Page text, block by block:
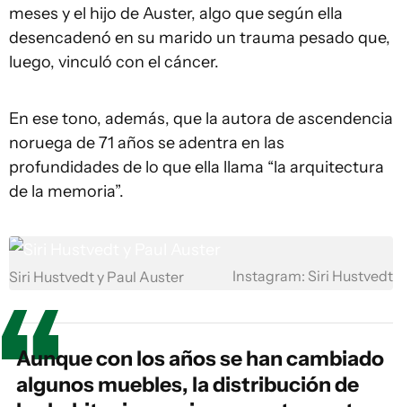
meses y el hijo de Auster, algo que según ella
desencadenó en su marido un trauma pesado que,
luego, vinculó con el cáncer.
En ese tono, además, que la autora de ascendencia
noruega de 71 años se adentra en las
profundidades de lo que ella llama “la arquitectura
de la memoria”.
Siri Hustvedt y Paul Auster Instagram: Siri Hustvedt
Aunque con los años se han cambiado
algunos muebles, la distribución de